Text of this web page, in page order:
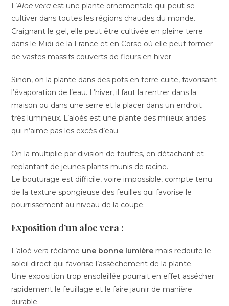
L’Aloe vera est une plante ornementale qui peut se
cultiver dans toutes les régions chaudes du monde.
Craignant le gel, elle peut être cultivée en pleine terre
dans le Midi de la France et en Corse où elle peut former
de vastes massifs couverts de fleurs en hiver
Sinon, on la plante dans des pots en terre cuite, favorisant
l’évaporation de l’eau. L’hiver, il faut la rentrer dans la
maison ou dans une serre et la placer dans un endroit
très lumineux. L’aloès est une plante des milieux arides
qui n’aime pas les excès d’eau.
On la multiplie par division de touffes, en détachant et
replantant de jeunes plants munis de racine.
Le bouturage est difficile, voire impossible, compte tenu
de la texture spongieuse des feuilles qui favorise le
pourrissement au niveau de la coupe.
Exposition d’un aloe vera :
L’aloé vera réclame une bonne lumière mais redoute le
soleil direct qui favorise l’assèchement de la plante.
Une exposition trop ensoleillée pourrait en effet assécher
rapidement le feuillage et le faire jaunir de manière
durable.